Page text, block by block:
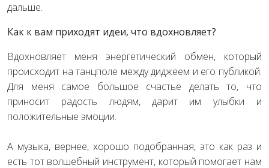
дальше.
Как к вам приходят идеи, что вдохновляет?
Вдохновляет меня энергетический обмен, который
происходит на танцполе между диджеем и его публикой.
Для меня самое большое счастье делать то, что
приносит радость людям, дарит им улыбки и
положительные эмоции.
А музыка, вернее, хорошо подобранная, это как раз и
есть тот волшебный инструмент, который помогает нам